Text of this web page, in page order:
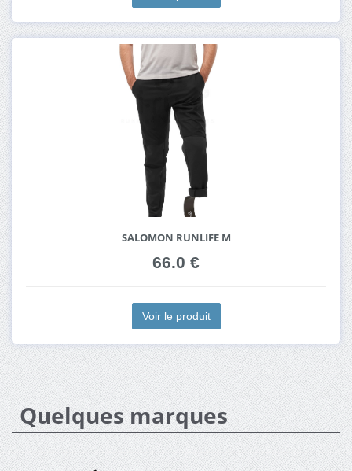
SALOMON RUNLIFE M
66.0 €
Voir le produit
Quelques marques